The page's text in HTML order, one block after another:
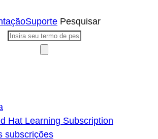
Suporte Pesquisar
Hat Learning Subscription
subscrições